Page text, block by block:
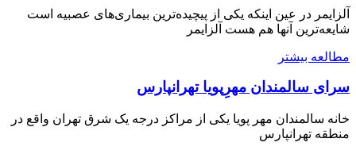
آلزایمر در عین اینکه یکی از پیچیده‌ترین بیماری‌های عصبیه است
شایعه‌ترین آنها هم هست آلزایمر
مطالعه بيشتر
سرای سالمندان مهرِپویا تهرانپارس
خانه سالمندان مهر پویا یکی از مراکز درجه یک شرق تهران واقع در
منطقه تهرانپارس